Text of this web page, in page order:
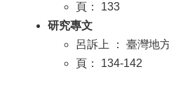
頁： 133
研究專文
呂訴上 ： 臺灣地
頁： 134-142